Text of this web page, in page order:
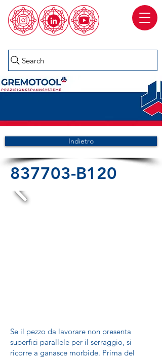
Search
Indietro
837703-B120
Se il pezzo da lavorare non presenta
superfici parallele per il serraggio, si
ricorre a ganasce morbide. Prima del